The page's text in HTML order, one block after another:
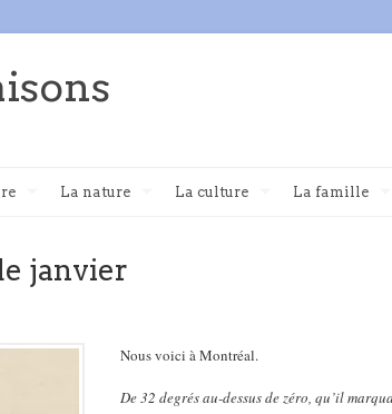
La nature La culture La famille
janvier
Nous voici à Montréal.
De 32 degrés au-dessus de zéro, qu’il